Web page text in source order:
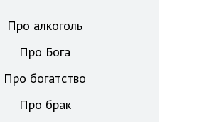
Про алкоголь
Про Бога
Про богатство
Про брак